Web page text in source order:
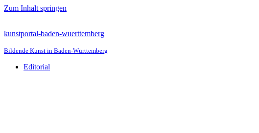
Zum Inhalt springen
kunstportal-baden-wuerttemberg
Bildende Kunst in Baden-Württemberg
Editorial